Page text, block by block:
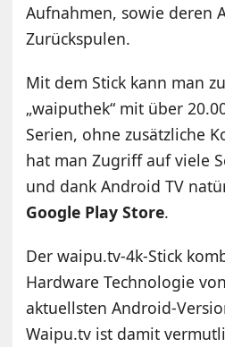
Aufnahmen, sowie deren
Zurückspulen.
Mit dem Stick kann man
„waiputhek“ mit über
Serien, ohne zusätzliche
hat man Zugriff auf viele
und dank Android TV
Google Play Store.
Der waipu.tv-4k-Stick
Hardware Technologie
aktuellsten Android-
Waipu.tv ist damit